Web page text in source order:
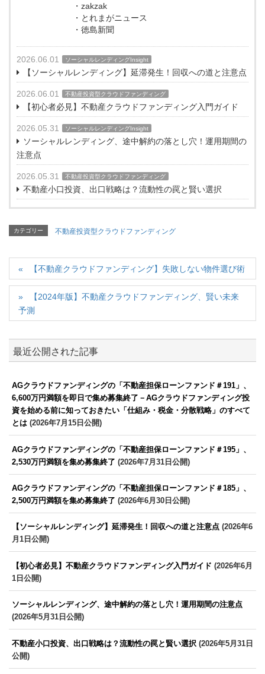
・zakzak
・とれまがニュース
・徳島新聞
2026.06.01 ソーシャルレンディングInsight
【ソーシャルレンディング】延滞発生！回収への道と注意点
2026.06.01 不動産投資型クラウドファンディング
【初心者必見】不動産クラウドファンディング入門ガイド
2026.05.31 ソーシャルレンディングInsight
ソーシャルレンディング、途中解約の落とし穴！運用期間の
注意点
2026.05.31 不動産投資型クラウドファンディング
不動産小口投資、出口戦略は？流動性の罠と賢い選択
カテゴリー 不動産投資型クラウドファンディング
【不動産クラウドファンディング】失敗しない物件選び術
【2024年版】不動産クラウドファンディング、賢い未来
予測
最近公開された記事
AGクラウドファンディングの「不動産担保ローンファンド＃191」、
6,600万円満額を即日で集め募集終了－AGクラウドファンディング投
資を始める前に知っておきたい「仕組み・税金・分散戦略」のすべて
とは (2026年7月15日公開)
AGクラウドファンディングの「不動産担保ローンファンド＃195」、
2,530万円満額を集め募集終了 (2026年7月31日公開)
AGクラウドファンディングの「不動産担保ローンファンド＃185」、
2,500万円満額を集め募集終了 (2026年6月30日公開)
【ソーシャルレンディング】延滞発生！回収への道と注意点 (2026年6
月1日公開)
【初心者必見】不動産クラウドファンディング入門ガイド (2026年6月
1日公開)
ソーシャルレンディング、途中解約の落とし穴！運用期間の注意点
(2026年5月31日公開)
不動産小口投資、出口戦略は？流動性の罠と賢い選択 (2026年5月31日
公開)